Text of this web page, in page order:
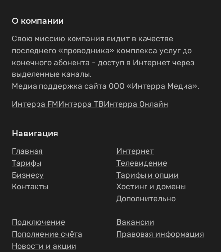
О компании
Свою миссию компания видит в качестве
последнего «проводника» комплекса услуг до
конечного абонента - доступ в Интернет через
выделенные каналы.
Медиа поддержка сайта ООО «Интерра Медиа».
Интерра FMИнтерра ТВИнтерра Онлайн
Навигация
Главная
Тарифы
Бизнесу
Контакты
Интернет
Телевидение
Тарифы и опции
Хостинг и домены
Дополнительно
Подключение
Пополнение счёта
Новости и акции
Вакансии
Правовая информация